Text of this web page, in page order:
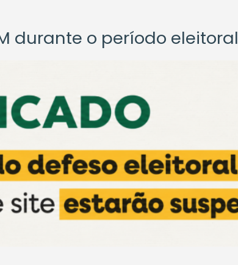
durante o período eleitoral